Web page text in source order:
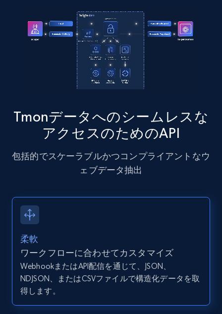
Instagram - Posts - Collects posts from a
specific URLs by using profile URL
URL, User posted, Description, Hashtags, Num
comments, Date posted, Likes, Photos, and
Zpid, City, State, HomeStatus, Address,
IsListingClaimedByCurrentSignedInUser,
and more.
12K+
Zillow properties listing information -
Discover by custom filters - location, home
type and status
Tmonデータへのシームレスな
アクセスのためのAPI
包括的でスケーラブルかつコンプライアントなウ
ェブデータ抽出
柔軟
ワークフローに合わせてカスタマイズ
WebhookまたはAPI配信を通じて、JSON、
NDJSON、またはCSVファイルで構造化データを取
得します。